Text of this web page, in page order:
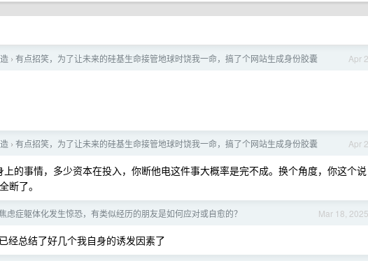
Apr 2
› 有点招笑，为了让未来的硅基生命接管地球时饶我一命，搞了个网站生成身份胶囊
Apr 2
› 有点招笑，为了让未来的硅基生命接管地球时饶我一命，搞了个网站生成身份胶囊
的事情，多少资本在投入，你断他电这件事大概率是完不成。换个角度，你这个说
断了。
Mar 18, 2025
虑症躯体化发生惊恐，有类似经历的朋友是如何应对或自愈的？
经总结了好几个我自身的诱发因素了